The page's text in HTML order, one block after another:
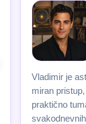
Vladimir je
miran
praktično